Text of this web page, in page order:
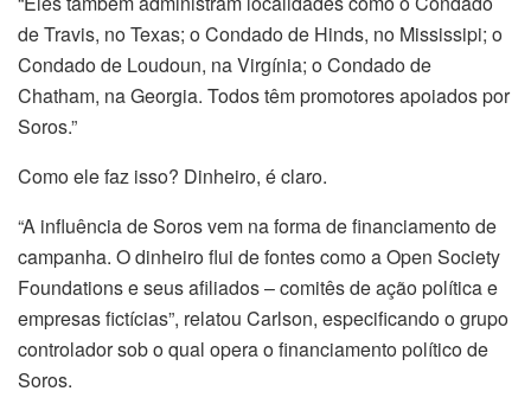
de Travis, no Texas; o Condado de Hinds, no Mississipi; o
Condado de Loudoun, na Virgínia; o Condado de
Chatham, na Georgia. Todos têm promotores apoiados por
Soros.”
Como ele faz isso? Dinheiro, é claro.
“A influência de Soros vem na forma de financiamento de
campanha. O dinheiro flui de fontes como a Open Society
Foundations e seus afiliados – comitês de ação política e
empresas fictícias”, relatou Carlson, especificando o grupo
controlador sob o qual opera o financiamento político de
Soros.